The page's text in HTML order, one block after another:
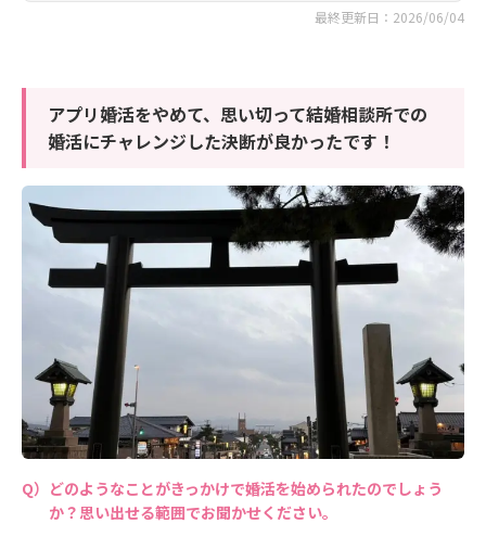
最終更新日：2026/06/04
アプリ婚活をやめて、思い切って結婚相談所での
婚活にチャレンジした決断が良かったです！
どのようなことがきっかけで婚活を始められたのでしょう
か？思い出せる範囲でお聞かせください。